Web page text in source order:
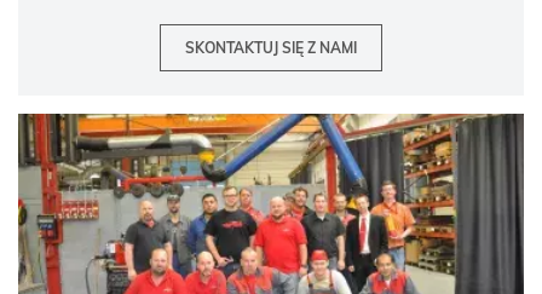
SKONTAKTUJ SIĘ Z NAMI